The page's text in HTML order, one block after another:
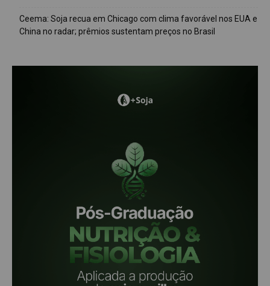
Ceema: Soja recua em Chicago com clima favorável nos EUA e
China no radar; prêmios sustentam preços no Brasil